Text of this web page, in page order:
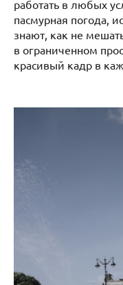
работать в любых
пасмурная погода,
знают, как не
в ограниченном
красивый кадр в